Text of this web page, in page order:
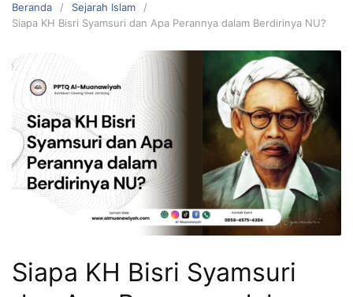
Beranda
Sejarah Islam
Siapa KH Bisri Syamsuri dan Apa Perannya dalam Berdirinya NU?
Siapa KH Bisri Syamsuri